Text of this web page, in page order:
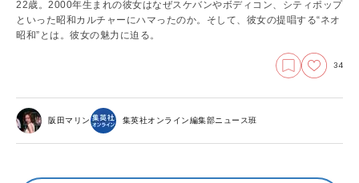
22歳。2000年生まれの彼女はなぜスケバンやボディコン、シティポップ
といった昭和カルチャーにハマったのか。そして、彼女の提唱する“ネオ
昭和”とは。彼女の魅力に迫る。
34
阪田マリン 集英社オンライン編集部ニュース班